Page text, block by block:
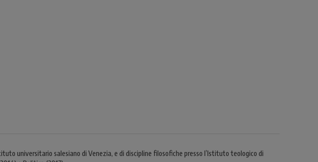
universitario salesiano di Venezia, e di discipline filosofiche presso l’Istituto teologico di